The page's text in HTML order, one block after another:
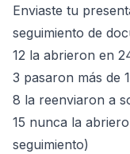
Enviaste tu
seguimiento de
12 la abrieron en
3 pasaron más de
8 la reenviaron a
15 nunca la
seguimiento)